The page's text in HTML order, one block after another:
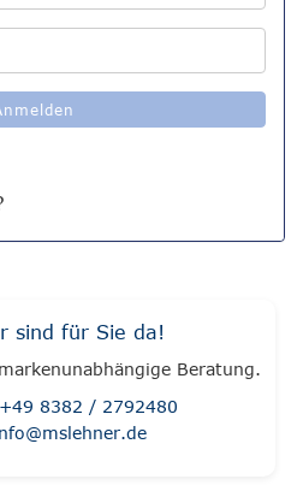
sind für Sie da!
Beratung.
+49 8382 / 2792480